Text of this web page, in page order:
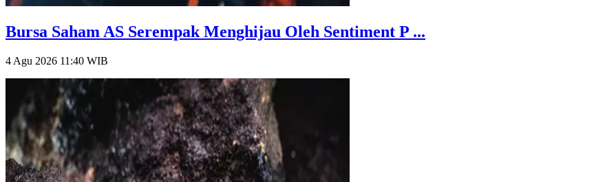
Bursa Saham AS Serempak Menghijau Oleh Sentiment P ...
4 Agu 2026 11:40 WIB